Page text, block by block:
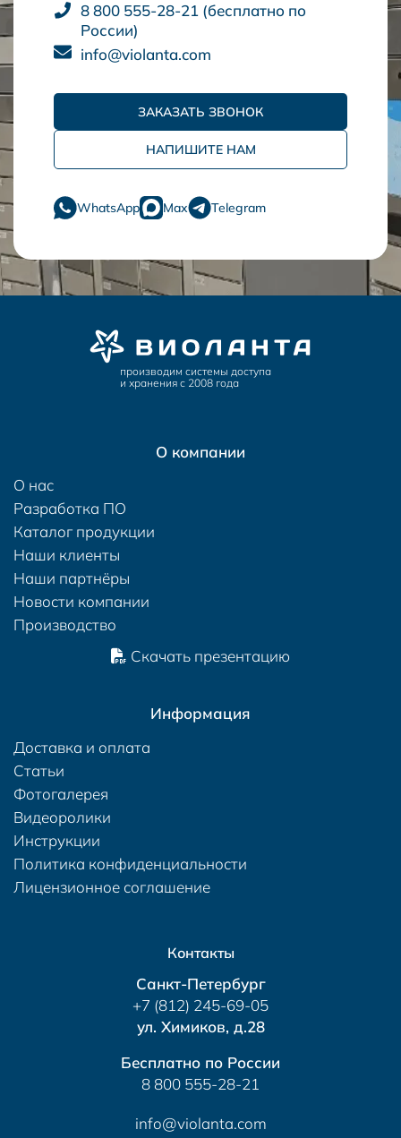
8 800 555-28-21 (бесплатно по
России)
info@violanta.com
ЗАКАЗАТЬ ЗВОНОК
НАПИШИТЕ НАМ
WhatsApp Max Telegram
производим системы доступа
и хранения с 2008 года
О компании
О нас
Разработка ПО
Каталог продукции
Наши клиенты
Наши партнёры
Новости компании
Производство
Скачать презентацию
Информация
Доставка и оплата
Статьи
Фотогалерея
Видеоролики
Инструкции
Политика конфиденциальности
Лицензионное соглашение
Контакты
Санкт-Петербург
+7 (812) 245-69-05
ул. Химиков, д.28
Бесплатно по России
8 800 555-28-21
info@violanta.com